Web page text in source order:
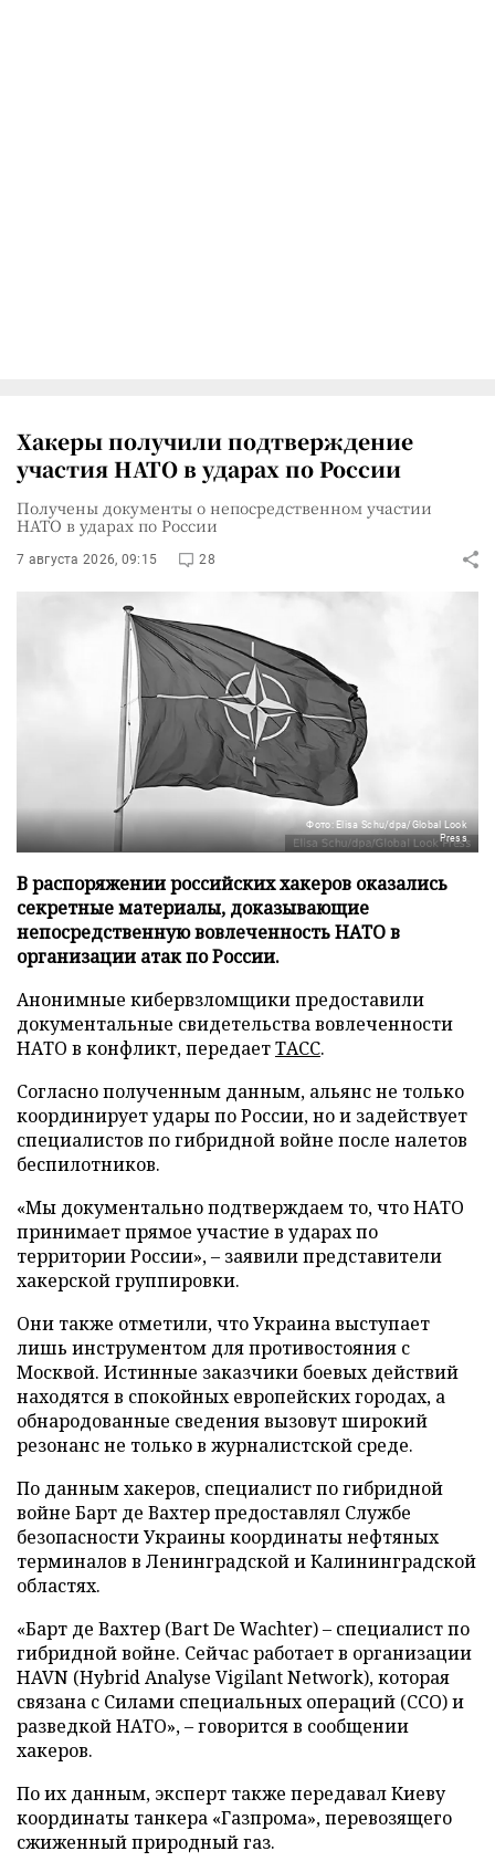
Хакеры получили подтверждение
участия НАТО в ударах по России
Получены документы о непосредственном участии
НАТО в ударах по России
7 августа 2026, 09:15 28
Фото: Elisa Schu/dpa/Global Look
Press
В распоряжении российских хакеров оказались
секретные материалы, доказывающие
непосредственную вовлеченность НАТО в
организации атак по России.
Анонимные кибервзломщики предоставили
документальные свидетельства вовлеченности
НАТО в конфликт, передаетТАСС.
Согласно полученным данным, альянс не только
координирует удары по России, но и задействует
специалистов по гибридной войне после налетов
беспилотников.
«Мы документально подтверждаем то, что НАТО
принимает прямое участие в ударах по
территории России», – заявили представители
хакерской группировки.
Они также отметили, что Украина выступает
лишь инструментом для противостояния с
Москвой. Истинные заказчики боевых действий
находятся в спокойных европейских городах, а
обнародованные сведения вызовут широкий
резонанс не только в журналистской среде.
По данным хакеров, специалист по гибридной
войне Барт де Вахтер предоставлял Службе
безопасности Украины координаты нефтяных
терминалов в Ленинградской и Калининградской
областях.
«Барт де Вахтер (Bart De Wachter) – специалист по
гибридной войне. Сейчас работает в организации
HAVN (Hybrid Analyse Vigilant Network), которая
связана с Силами специальных операций (ССО) и
разведкой НАТО», – говорится в сообщении
хакеров.
По их данным, эксперт также передавал Киеву
координаты танкера «Газпрома», перевозящего
сжиженный природный газ.